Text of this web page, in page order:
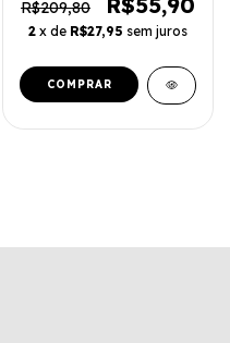
R$209,80
2 x de R$27,95 sem juros
COMPRAR